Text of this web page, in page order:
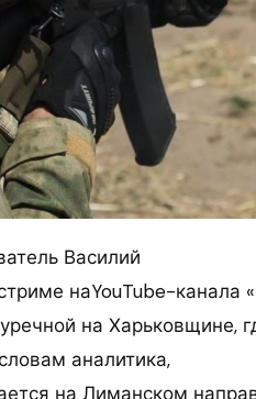
Василий
наYouTube-канала
на Харьковщине,
аналитика,
на Лиманском